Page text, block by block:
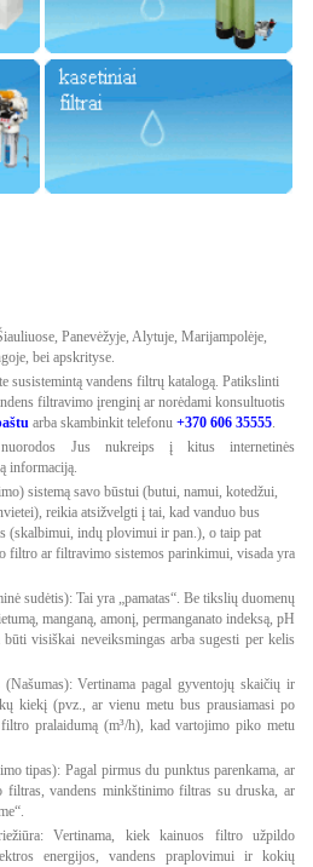
Panevėžyje, Alytuje, Marijampolėje,
bei apskrityse.
susistemintą vandens filtrų katalogą. Patikslinti
filtravimo įrenginį ar norėdami konsultuotis
arba skambinkit telefonu +370 606 35555.
Jus nukreips į kitus internetinės
informaciją.
sistemą savo būstui (butui, namui, kotedžui,
reikia atsižvelgti į tai, kad vanduo bus
(skalbimui, indų plovimui ir pan.), o taip pat
filtro ar filtravimo sistemos parinkimui, visada yra
sudėtis): Tai yra „pamatas“. Be tikslių duomenų
manganą, amonį, permanganato indeksą, pH
visiškai neveiksmingas arba sugesti per kelis
Vertinama pagal gyventojų skaičių ir
kiekį (pvz., ar vienu metu bus prausiamasi po
pralaidumą (m³/h), kad vartojimo piko metu
tipas): Pagal pirmus du punktus parenkama, ar
filtras, vandens minkštinimo filtras su druska, ar
Vertinama, kiek kainuos filtro užpildo
energijos, vandens praplovimui ir kokių